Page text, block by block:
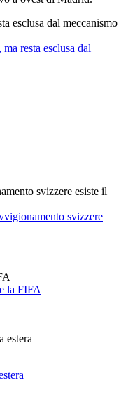
esclusa dal meccanismo
resta esclusa dal
svizzere esiste il
svizzere
la FIFA